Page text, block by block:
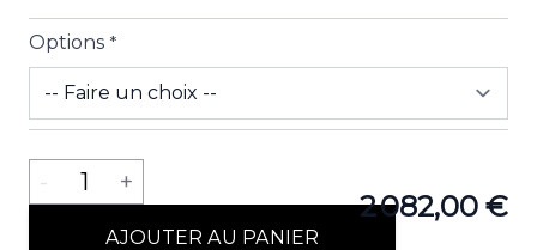
Options *
2 082,00 €
Quantité
- 1 +
AJOUTER AU PANIER